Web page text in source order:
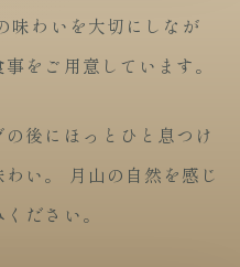
味わいを大切にしなが
をご用意しています。
後にほっとひと息つけ
い。 月山の自然を感じ
ださい。